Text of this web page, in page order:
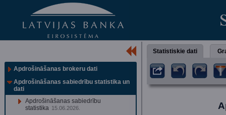
Apdrošināšanas brokeru dati
Apdrošināšanas sabiedrību statistika un
dati
Apdrošināšanas sabiedrību
statistika 15.06.2026.
Statistiskie dati